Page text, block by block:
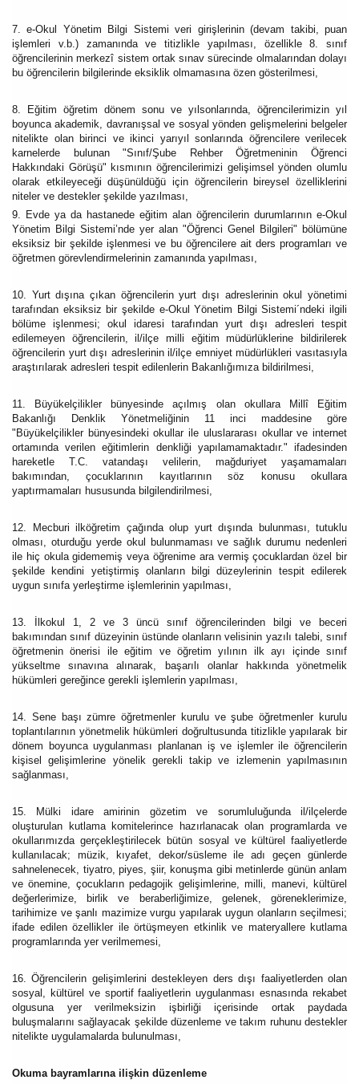
7. e-Okul Yönetim Bilgi Sistemi veri girişlerinin (devam takibi, puan
işlemleri v.b.) zamanında ve titizlikle yapılması, özellikle 8. sınıf
öğrencilerinin merkezî sistem ortak sınav sürecinde olmalarından dolayı
bu öğrencilerin bilgilerinde eksiklik olmamasına özen gösterilmesi,
8. Eğitim öğretim dönem sonu ve yılsonlarında, öğrencilerimizin yıl
boyunca akademik, davranışsal ve sosyal yönden gelişmelerini belgeler
nitelikte olan birinci ve ikinci yarıyıl sonlarında öğrencilere verilecek
karnelerde bulunan "Sınıf/Şube Rehber Öğretmeninin Öğrenci
Hakkındaki Görüşü" kısmının öğrencilerimizi gelişimsel yönden olumlu
olarak etkileyeceği düşünüldüğü için öğrencilerin bireysel özelliklerini
niteler ve destekler şekilde yazılması,
9. Evde ya da hastanede eğitim alan öğrencilerin durumlarının e-Okul
Yönetim Bilgi Sistemi’nde yer alan "Öğrenci Genel Bilgileri" bölümüne
eksiksiz bir şekilde işlenmesi ve bu öğrencilere ait ders programları ve
öğretmen görevlendirmelerinin zamanında yapılması,
10. Yurt dışına çıkan öğrencilerin yurt dışı adreslerinin okul yönetimi
tarafından eksiksiz bir şekilde e-Okul Yönetim Bilgi Sistemi´ndeki ilgili
bölüme işlenmesi; okul idaresi tarafından yurt dışı adresleri tespit
edilemeyen öğrencilerin, il/ilçe milli eğitim müdürlüklerine bildirilerek
öğrencilerin yurt dışı adreslerinin il/ilçe emniyet müdürlükleri vasıtasıyla
araştırılarak adresleri tespit edilenlerin Bakanlığımıza bildirilmesi,
11. Büyükelçilikler bünyesinde açılmış olan okullara Millî Eğitim
Bakanlığı Denklik Yönetmeliğinin 11 inci maddesine göre
"Büyükelçilikler bünyesindeki okullar ile uluslararası okullar ve internet
ortamında verilen eğitimlerin denkliği yapılamamaktadır." ifadesinden
hareketle T.C. vatandaşı velilerin, mağduriyet yaşamamaları
bakımından, çocuklarının kayıtlarının söz konusu okullara
yaptırmamaları hususunda bilgilendirilmesi,
12. Mecburi ilköğretim çağında olup yurt dışında bulunması, tutuklu
olması, oturduğu yerde okul bulunmaması ve sağlık durumu nedenleri
ile hiç okula gidememiş veya öğrenime ara vermiş çocuklardan özel bir
şekilde kendini yetiştirmiş olanların bilgi düzeylerinin tespit edilerek
uygun sınıfa yerleştirme işlemlerinin yapılması,
13. İlkokul 1, 2 ve 3 üncü sınıf öğrencilerinden bilgi ve beceri
bakımından sınıf düzeyinin üstünde olanların velisinin yazılı talebi, sınıf
öğretmenin önerisi ile eğitim ve öğretim yılının ilk ayı içinde sınıf
yükseltme sınavına alınarak, başarılı olanlar hakkında yönetmelik
hükümleri gereğince gerekli işlemlerin yapılması,
14. Sene başı zümre öğretmenler kurulu ve şube öğretmenler kurulu
toplantılarının yönetmelik hükümleri doğrultusunda titizlikle yapılarak bir
dönem boyunca uygulanması planlanan iş ve işlemler ile öğrencilerin
kişisel gelişimlerine yönelik gerekli takip ve izlemenin yapılmasının
sağlanması,
15. Mülki idare amirinin gözetim ve sorumluluğunda il/ilçelerde
oluşturulan kutlama komitelerince hazırlanacak olan programlarda ve
okullarımızda gerçekleştirilecek bütün sosyal ve kültürel faaliyetlerde
kullanılacak; müzik, kıyafet, dekor/süsleme ile adı geçen günlerde
sahnelenecek, tiyatro, piyes, şiir, konuşma gibi metinlerde günün anlam
ve önemine, çocukların pedagojik gelişimlerine, milli, manevi, kültürel
değerlerimize, birlik ve beraberliğimize, gelenek, göreneklerimize,
tarihimize ve şanlı mazimize vurgu yapılarak uygun olanların seçilmesi;
ifade edilen özellikler ile örtüşmeyen etkinlik ve materyallere kutlama
programlarında yer verilmemesi,
16. Öğrencilerin gelişimlerini destekleyen ders dışı faaliyetlerden olan
sosyal, kültürel ve sportif faaliyetlerin uygulanması esnasında rekabet
olgusuna yer verilmeksizin işbirliği içerisinde ortak paydada
buluşmalarını sağlayacak şekilde düzenleme ve takım ruhunu destekler
nitelikte uygulamalarda bulunulması,
Okuma bayramlarına ilişkin düzenleme